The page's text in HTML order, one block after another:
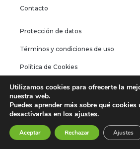
Contacto
Protección de datos
Términos y condiciones de uso
Política de Cookies
© Fast Motor Garaje - Todos los derechos
Utilizamos cookies para ofrecerte la
nuestra web.
Puedes aprender más sobre qué
desactivarlas en los ajustes.
Aceptar Rechazar Ajustes